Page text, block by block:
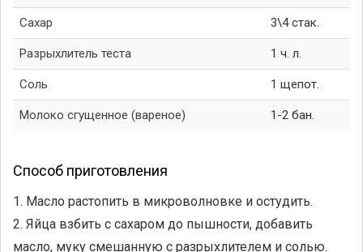
Сахар 3\4 стак.
Разрыхлитель теста 1 ч. л.
Соль 1 щепот.
Молоко сгущeнное (вареное) 1-2 бан.
Способ приготовления
1. Масло растопить в микроволновке и остудить.
2. Яйца взбить с сахаром до пышности, добавить
масло, муку смешанную с разрыхлителем и солью.